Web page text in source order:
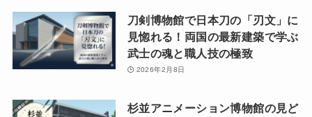
刀剣博物館で日本刀の「刃文」に
見惚れる！両国の最新建築で学ぶ
武士の魂と職人技の極致
2026年2月8日
杉並アニメーション博物館の見ど